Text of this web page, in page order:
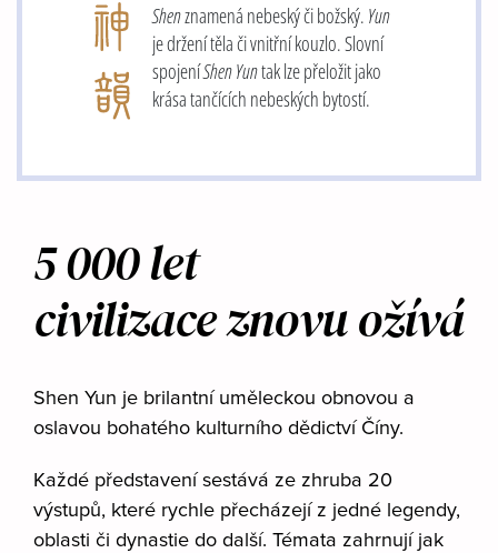
Shenznamená nebeský či božský.Yun
je držení těla či vnitřní kouzlo. Slovní
spojeníShen Yuntak lze přeložit jako
krása tančících nebeských bytostí.
5 000 let
civilizace znovu ožívá
Shen Yun je brilantní uměleckou obnovou a
oslavou bohatého kulturního dědictví Číny.
Každé představení sestává ze zhruba 20
výstupů, které rychle přecházejí z jedné legendy,
oblasti či dynastie do další. Témata zahrnují jak